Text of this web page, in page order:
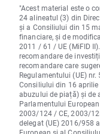
"Acest material este o
24 alineatul (3) din
și a Consiliului din 15
financiare, și de
2011 / 61 / UE (MiFID
recomandare de
recomandare care
Regulamentului (UE)
Consiliului din 16
abuzului de piață) și de
Parlamentului
2003/124 / CE, 2003/
delegat (UE) 2016/958